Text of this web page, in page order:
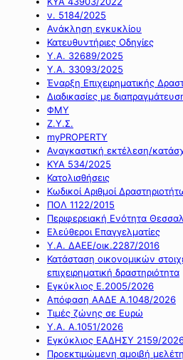
ν. 5184/2025
Ανάκληση εγκυκλίου
Κατευθυντήριες Οδηγίες
Υ.Α. 32689/2025
Υ.Α. 33093/2025
Έναρξη Επιχειρηματικής
Διαδικασίες με
ΦΜΥ
Ζ.Υ.Σ.
myPROPERTY
Αναγκαστική εκτέλεση/
ΚΥΑ 534/2025
Κατολισθήσεις
Κωδικοί Αριθμοί
ΠΟΛ 1122/2015
Περιφερειακή Ενότητα
Ελεύθεροι Επαγγελματίες
Υ.Α. ΔΑΕΕ/οικ.2287/2016
Κατάσταση οικονομικών
επιχειρηματική δραστηριότητα
Εγκύκλιος Ε.2005/2026
Απόφαση ΑΑΔΕ Α.1048/2026
Τιμές ζώνης σε Ευρώ
Υ.Α. Α.1051/2026
Εγκύκλιος ΕΑΔΗΣΥ 2159/
Προεκτιμώμενη αμοιβή